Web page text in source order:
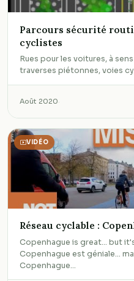
Parcours sécurité
cyclistes
Rues pour les voitures, à
traverses piétonnes, voies
Août 2020·
VIDÉO
Réseau cyclable :
Copenhague is great... but
Copenhague est géniale...
Copenhague…